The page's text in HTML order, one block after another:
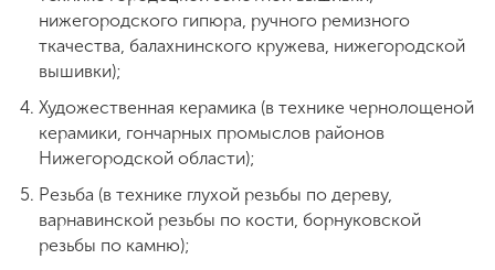
нижегородского гипюра, ручного ремизного
ткачества, балахнинского кружева, нижегородской
вышивки);
Художественная керамика (в технике чернолощеной
керамики, гончарных промыслов районов
Нижегородской области);
Резьба (в технике глухой резьбы по дереву,
варнавинской резьбы по кости, борнуковской
резьбы по камню);